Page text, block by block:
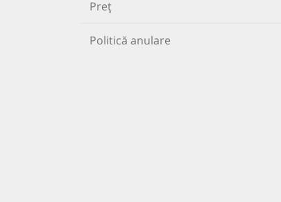
Preț
Politică anulare